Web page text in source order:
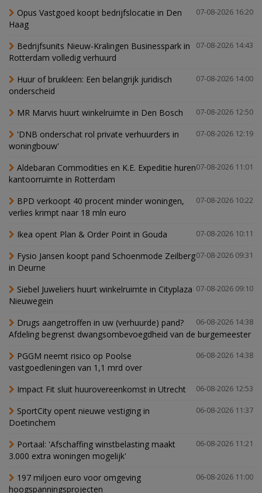
07-08-2026 16:20
Opus Vastgoed koopt bedrijfslocatie in Den
Haag
07-08-2026 14:43
Bedrijfsunits Nieuw-Kralingen Businesspark in
Rotterdam volledig verhuurd
07-08-2026 14:00
Huur of bruikleen: Een belangrijk juridisch
onderscheid
07-08-2026 12:50
MR Marvis huurt winkelruimte in Den Bosch
07-08-2026 12:19
'DNB onderschat rol private verhuurders in
woningbouw'
07-08-2026 11:01
Aldebaran Commodities en K.E. Expeditie huren
kantoorruimte in Rotterdam
07-08-2026 10:22
BPD verkoopt 40 procent minder woningen,
verlies krimpt naar 18 mln euro
07-08-2026 10:11
Ikea opent Plan & Order Point in Gouda
07-08-2026 09:31
Fysio Jansen koopt pand Schoenmode Zeilberg
in Deurne
07-08-2026 09:10
Siebel Juweliers huurt winkelruimte in Cityplaza
Nieuwegein
06-08-2026 14:38
Drugs aangetroffen in uw (verhuurde) pand?
Afdeling begrenst dwangsombevoegdheid van de burgemeester
06-08-2026 14:38
PGGM neemt risico op Poolse
vastgoedleningen van 1,1 mrd over
06-08-2026 12:53
Impact Fit sluit huurovereenkomst in Utrecht
06-08-2026 11:37
SportCity opent nieuwe vestiging in
Doetinchem
06-08-2026 11:21
Portaal: 'Afschaffing winstbelasting maakt
3.000 extra woningen mogelijk'
06-08-2026 11:00
197 miljoen euro voor omgeving
hoogspanningsprojecten